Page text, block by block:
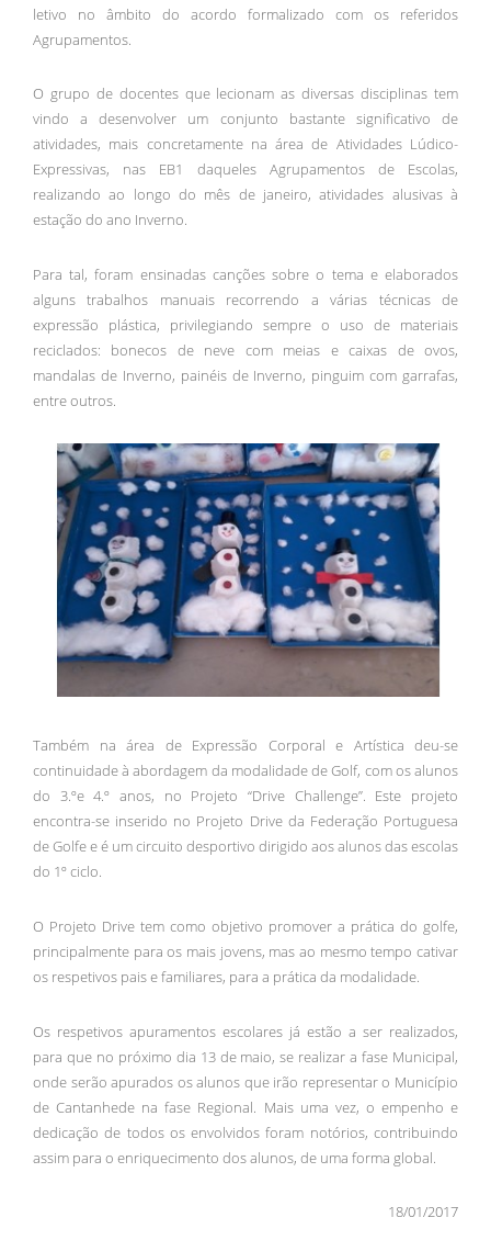
letivo no âmbito do acordo formalizado com os referidos
Agrupamentos.
O grupo de docentes que lecionam as diversas disciplinas tem
vindo a desenvolver um conjunto bastante significativo de
atividades, mais concretamente na área de Atividades Lúdico-
Expressivas, nas EB1 daqueles Agrupamentos de Escolas,
realizando ao longo do mês de janeiro, atividades alusivas à
estação do ano Inverno.
Para tal, foram ensinadas canções sobre o tema e elaborados
alguns trabalhos manuais recorrendo a várias técnicas de
expressão plástica, privilegiando sempre o uso de materiais
reciclados: bonecos de neve com meias e caixas de ovos,
mandalas de Inverno, painéis de Inverno, pinguim com garrafas,
entre outros.
Também na área de Expressão Corporal e Artística deu-se
continuidade à abordagem da modalidade de Golf, com os alunos
do 3.ºe 4.º anos, no Projeto “Drive Challenge”. Este projeto
encontra-se inserido no Projeto Drive da Federação Portuguesa
de Golfe e é um circuito desportivo dirigido aos alunos das escolas
do 1º ciclo.
O Projeto Drive tem como objetivo promover a prática do golfe,
principalmente para os mais jovens, mas ao mesmo tempo cativar
os respetivos pais e familiares, para a prática da modalidade.
Os respetivos apuramentos escolares já estão a ser realizados,
para que no próximo dia 13 de maio, se realizar a fase Municipal,
onde serão apurados os alunos que irão representar o Município
de Cantanhede na fase Regional. Mais uma vez, o empenho e
dedicação de todos os envolvidos foram notórios, contribuindo
assim para o enriquecimento dos alunos, de uma forma global.
18/01/2017